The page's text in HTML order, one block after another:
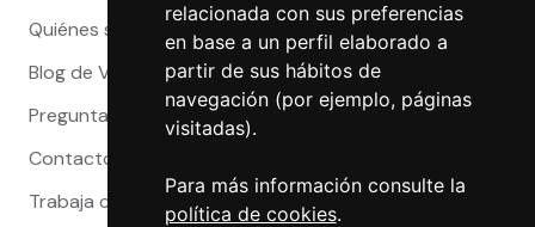
relacionada con sus preferencias
en base a un perfil elaborado a
partir de sus hábitos de
navegación (por ejemplo, páginas
visitadas).
Para más información consulte la
política de cookies.
Quiénes somos
Blog de Viajeros
Preguntas Frecuentes
Contacto
Trabaja con nosotros